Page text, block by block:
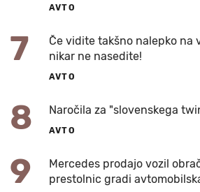
AVTO
7
Če vidite takšno nalepko na
nikar ne nasedite!
AVTO
8 Naročila za "slovenskega
AVTO
9
Mercedes prodajo vozil
prestolnic gradi